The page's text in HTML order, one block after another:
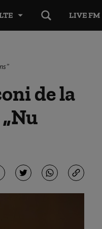
LIVE FM
de la